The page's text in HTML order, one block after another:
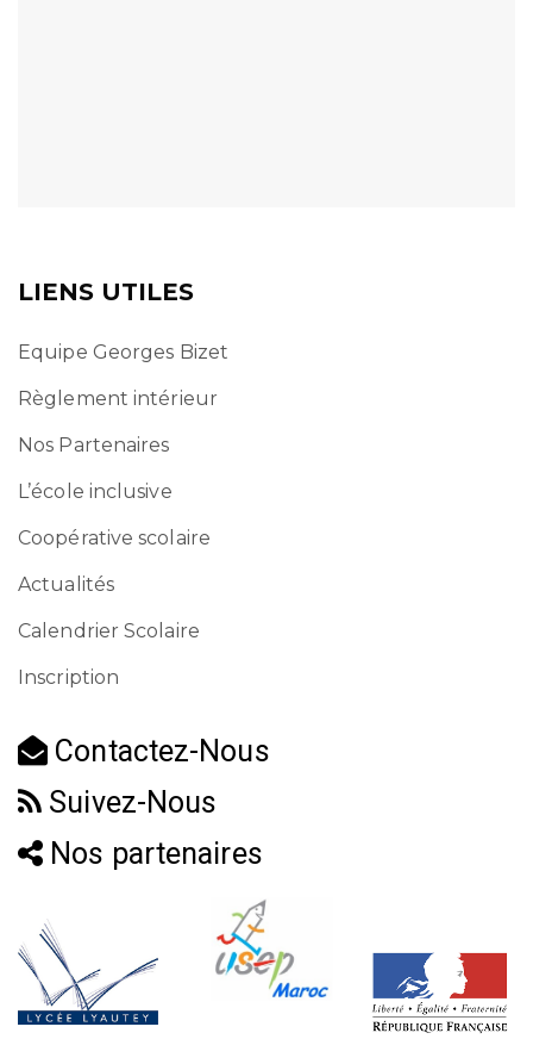
LIENS UTILES
Equipe Georges Bizet
Règlement intérieur
Nos Partenaires
L’école inclusive
Coopérative scolaire
Actualités
Calendrier Scolaire
Inscription
Contactez-Nous
Suivez-Nous
Nos partenaires